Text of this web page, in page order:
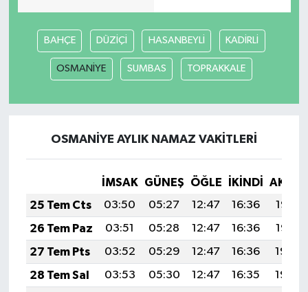
BAHÇE DÜZİÇİ HASANBEYLİ KADİRLİ
OSMANİYE SUMBAS TOPRAKKALE
OSMANİYE AYLIK NAMAZ VAKITLERI
İMSAK GÜNEŞ ÖĞLE İKINDI
25 Tem Cts
03:50 05:27 12:47 16:36
19:56
26 Tem Paz
03:51 05:28 12:47 16:36
19:55
27 Tem Pts
03:52 05:29 12:47 16:36
19:54
28 Tem Sal
03:53 05:30 12:47 16:35
19:54